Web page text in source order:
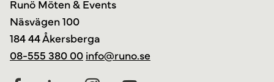
Runö Möten & Events
Näsvägen 100
184 44 Åkersberga
08-555 380 00 info@runo.se